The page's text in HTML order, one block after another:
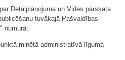
Detālplānojuma un Vides pārskata
tuvākajā Pašvaldības
numurā;
minētā administratīvā līguma